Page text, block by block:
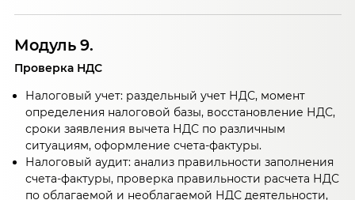
Модуль 9.
Проверка НДС
Налоговый учет: раздельный учет НДС, момент
определения налоговой базы, восстановление НДС,
сроки заявления вычета НДС по различным
ситуациям, оформление счета-фактуры.
Налоговый аудит: анализ правильности заполнения
счета-фактуры, проверка правильности расчета НДС
по облагаемой и необлагаемой НДС деятельности,